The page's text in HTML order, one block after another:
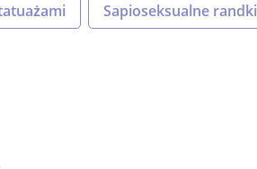
Sapioseksualne randki